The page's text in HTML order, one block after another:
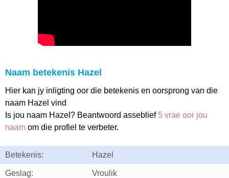
Naam betekenis Hazel
Hier kan jy inligting oor die betekenis en oorsprong van die
naam Hazel vind
Is jou naam Hazel? Beantwoord asseblief 5 vrae oor jou
naam om die profiel te verbeter.
Betekenis: Hazel
Geslag: Vroulik